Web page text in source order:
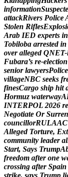
informationSuspecte
attackRivers Police
Stolen RiflesExplosi
Arab IED experts in
Tobiloba arrested in
over alleged QNET-
Fubara’s re-election
senior lawyersPolice
villageNBC seeks fr
finesCargo ship hit
Hormuz waterwayA
INTERPOL 2026 re
Negotiate Or Surren
councillorRULAAC
Alleged Torture, Ext
community leader al
Start, Says TrumpA
freedom after one w
crossing after Spain
strike, says Trump li